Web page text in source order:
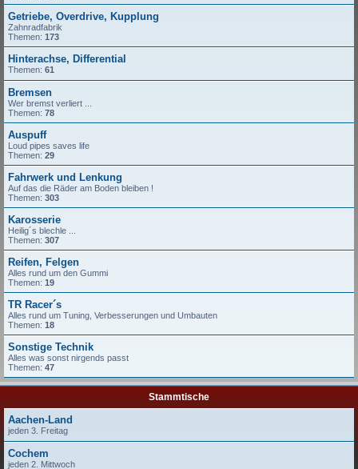
Getriebe, Overdrive, Kupplung
Zahnradfabrik
Themen: 173
Hinterachse, Differential
Themen: 61
Bremsen
Wer bremst verliert ...
Themen: 78
Auspuff
Loud pipes saves life
Themen: 29
Fahrwerk und Lenkung
Auf das die Räder am Boden bleiben !
Themen: 303
Karosserie
Heilig´s blechle ...
Themen: 307
Reifen, Felgen
Alles rund um den Gummi
Themen: 19
TR Racer´s
Alles rund um Tuning, Verbesserungen und Umbauten
Themen: 18
Sonstige Technik
Alles was sonst nirgends passt
Themen: 47
Stammtische
Aachen-Land
jeden 3. Freitag
Cochem
jeden 2. Mittwoch